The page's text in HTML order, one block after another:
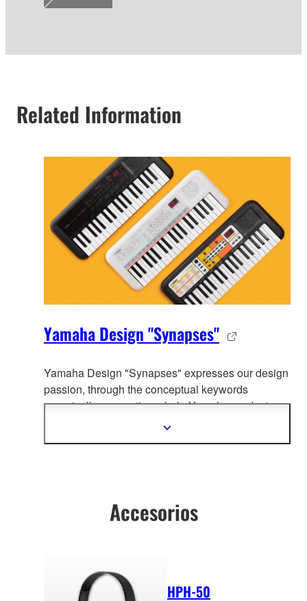
Related Information
Yamaha Design "Synapses"
Yamaha Design "Synapses" expresses our design
passion, through the conceptual keywords
organically connecting whole Yamaha product
Mostrar
Accesorios
HPH-50